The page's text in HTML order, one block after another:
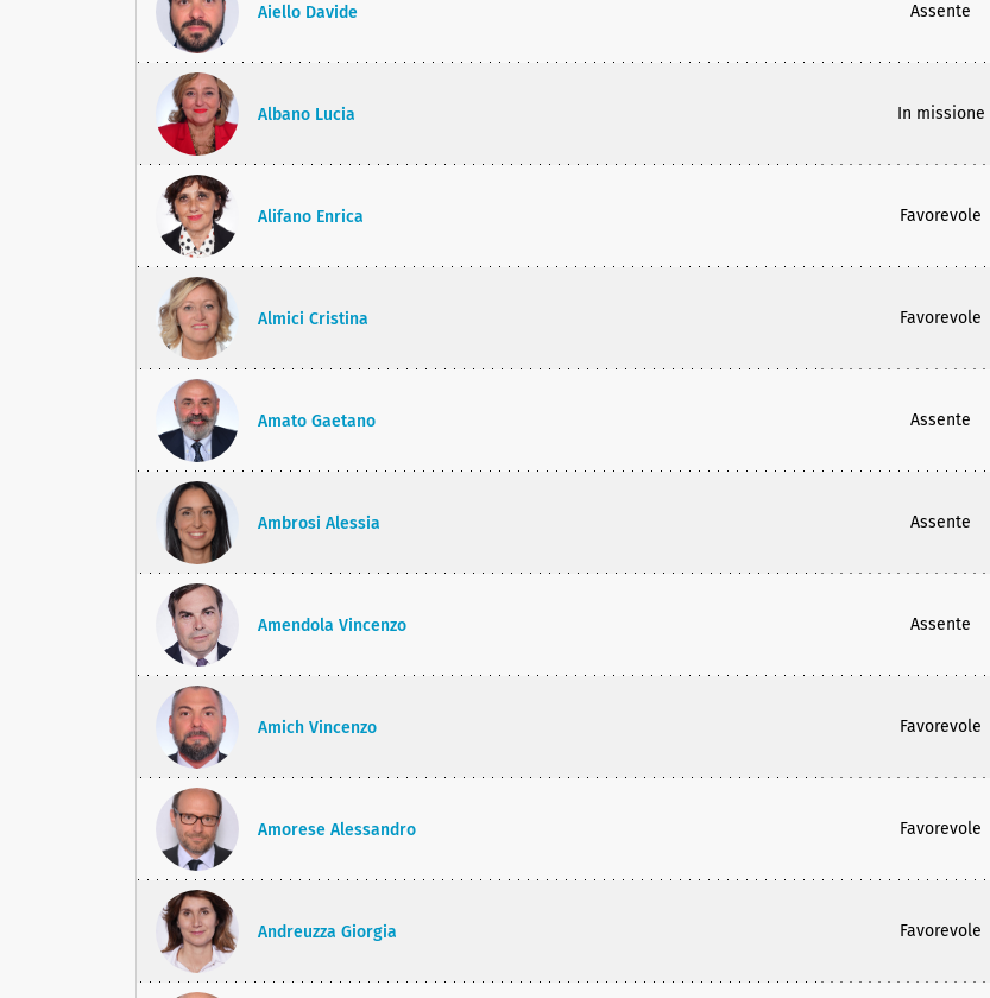
Aiello Davide Assente
Albano Lucia In missione
Alifano Enrica Favorevole
Almici Cristina Favorevole
Amato Gaetano Assente
Ambrosi Alessia Assente
Amendola Vincenzo Assente
Amich Vincenzo Favorevole
Amorese Alessandro Favorevole
Andreuzza Giorgia Favorevole